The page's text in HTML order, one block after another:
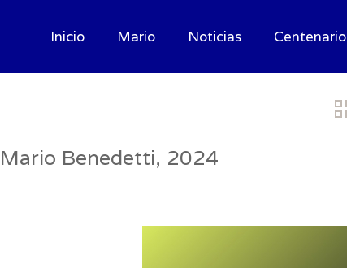
Inicio Mario Noticias Centenario
Benedetti, 2024